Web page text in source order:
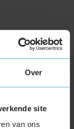
Over
site
van ons